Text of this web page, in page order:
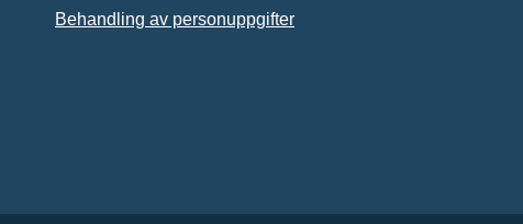
Behandling av personuppgifter